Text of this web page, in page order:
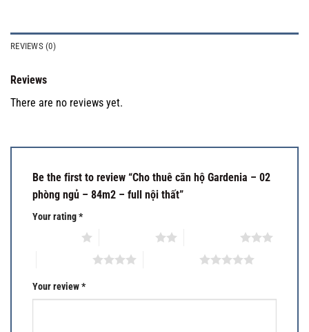
REVIEWS (0)
Reviews
There are no reviews yet.
Be the first to review “Cho thuê căn hộ Gardenia – 02
phòng ngủ – 84m2 – full nội thất”
Your rating*
Your review*